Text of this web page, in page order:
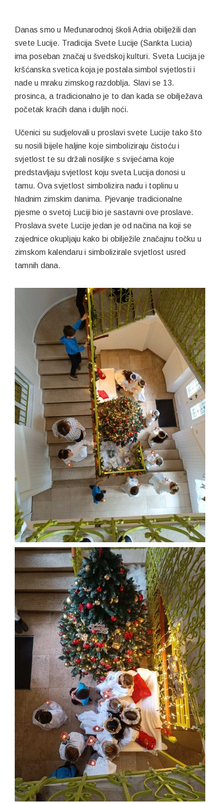
Danas smo u Međunarodnoj školi Adria obilježili dan
svete Lucije. Tradicija Svete Lucije (Sankta Lucia)
ima poseban značaj u švedskoj kulturi. Sveta Lucija je
kršćanska svetica koja je postala simbol svjetlosti i
nade u mraku zimskog razdoblja. Slavi se 13.
prosinca, a tradicionalno je to dan kada se obilježava
početak kraćih dana i duljih noći.
Učenici su sudjelovali u proslavi svete Lucije tako što
su nosili bijele haljine koje simboliziraju čistoću i
svjetlost te su držali nosiljke s svijećama koje
predstavljaju svjetlost koju sveta Lucija donosi u
tamu. Ova svjetlost simbolizira nadu i toplinu u
hladnim zimskim danima. Pjevanje tradicionalne
pjesme o svetoj Luciji bio je sastavni ove proslave.
Proslava svete Lucije jedan je od načina na koji se
zajednice okupljaju kako bi obilježile značajnu točku u
zimskom kalendaru i simbolizirale svjetlost usred
tamnih dana.